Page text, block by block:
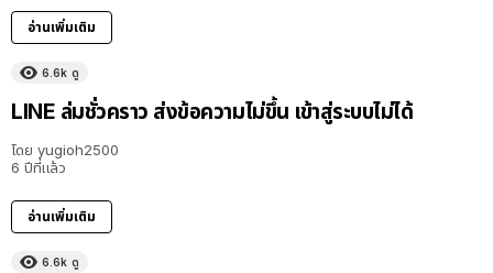
อ่านเพิ่มเติม
6.6k ดู
LINE ล่มชั่วคราว ส่งข้อความไม่ขึ้น เข้าสู่ระบบไม่ได้
โดย yugioh2500
6 ปีที่แล้ว
อ่านเพิ่มเติม
6.6k ดู